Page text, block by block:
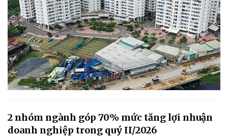
2 nhóm ngành góp 70% mức tăng lợi nhuận
doanh nghiệp trong quý II/2026